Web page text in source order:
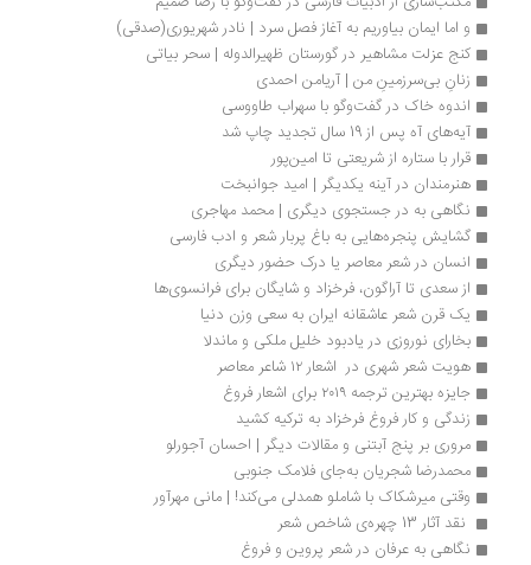
و اما ایمان بیاوریم به آغاز فصل سرد | نادر شهریوری(صدقی)
کنج عزلت مشاهیر در گورستان ظهیرالدوله | سحر بیاتی
زنانِ بی‌سرزمینِ من | آریامن احمدی
اندوه خاک در گفت‌وگو با سهراب طاووسی
آیه‌های آه پس از 19 سال تجدید چاپ شد
قرار با ستاره از شریعتی تا امین‌پور
هنرمندان در آینه یکدیگر | امید جوانبخت
نگاهی به در جستجوی دیگری | محمد مهاجری
گشایش پنجره‌هایی به باغ پربار شعر و ادب فارسی
انسان در شعر معاصر یا درک حضور دیگری
از سعدی تا آراگون، فرخزاد و شایگان برای فرانسوی‌ها
یک قرن شعر عاشقانه‌ ایران به سعی وزن دنیا
بخارای نوروزی در یادبود خلیل ملکی و ماندلا
هویت شعر شهری در  اشعار ۱۲ شاعر معاصر
جایزه بهترین ترجمه ۲۰۱۹ برای اشعار فروغ
زندگی و کار فروغ فرخزاد به ترکیه کشید
مروری بر پنج آبتنی و مقالات دیگر | احسان آجورلو
محمدرضا شجریان به‌جای فلامک جنوبی
وقتی میرشکاک با شاملو همدلی می‌کند! | مانی مهرآور
نقد آثار 13 چهره‌ی شاخص شعر
نگاهی به عرفان در شعر پروین و فروغ